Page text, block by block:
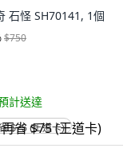
石怪 SH70141, 1個
$750
計送達
$75 (王道卡)